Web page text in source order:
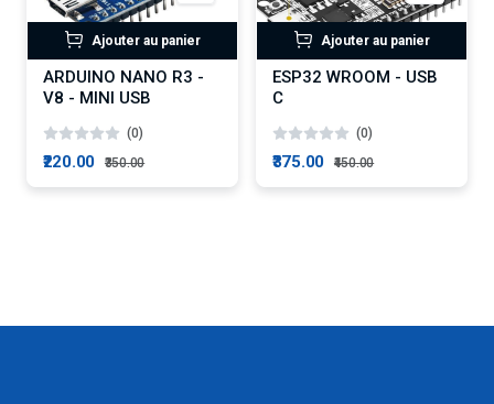
Ajouter au panier
ARDUINO NANO R3 -
V8 - MINI USB
(0)
₹220.00 ₹350.00
Ajouter au panier
ESP32 WROOM - USB
C
(0)
₹375.00 ₹450.00